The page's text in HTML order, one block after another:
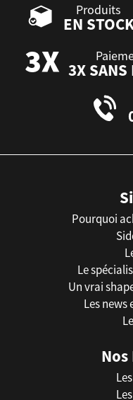
Produits
EN
3X SANS
Pourquoi
Le
Un vrai
Les news